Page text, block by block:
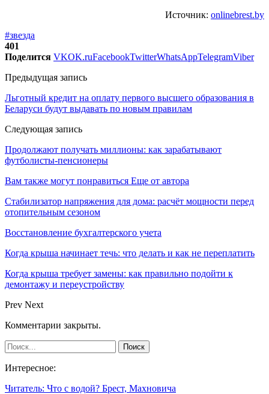
Источник: onlinebrest.by
#звезда
401
Поделится VKOK.ruFacebookTwitterWhatsAppTelegramViber
Предыдущая запись
Льготный кредит на оплату первого высшего образования в
Беларуси будут выдавать по новым правилам
Следующая запись
Продолжают получать миллионы: как зарабатывают
футболисты-пенсионеры
Вам также могут понравиться Еще от автора
Стабилизатор напряжения для дома: расчёт мощности перед
отопительным сезоном
Восстановление бухгалтерского учета
Когда крыша начинает течь: что делать и как не переплатить
Когда крыша требует замены: как правильно подойти к
демонтажу и переустройству
Prev Next
Комментарии закрыты.
Интересное:
Читатель: Что с водой? Брест, Махновича